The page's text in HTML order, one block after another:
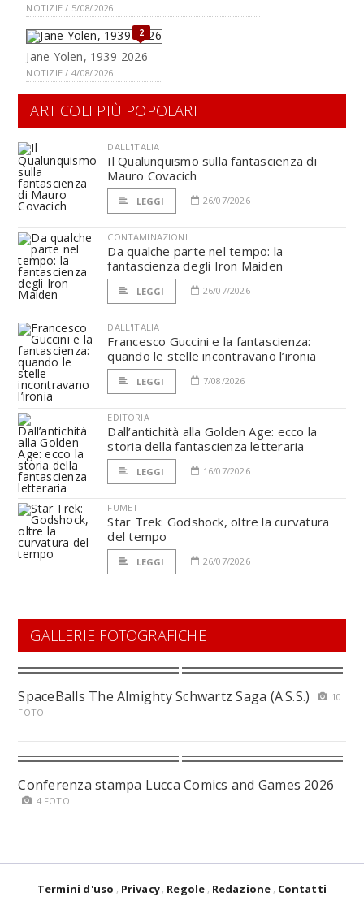
NOTIZIE / 5/08/2026
2
Jane Yolen, 1939-2026
NOTIZIE / 4/08/2026
ARTICOLI PIÙ POPOLARI
DALL'ITALIA
Il Qualunquismo sulla fantascienza di
Mauro Covacich
LEGGI 26/07/2026
CONTAMINAZIONI
Da qualche parte nel tempo: la
fantascienza degli Iron Maiden
LEGGI 26/07/2026
DALL'ITALIA
Francesco Guccini e la fantascienza:
quando le stelle incontravano l’ironia
LEGGI 7/08/2026
EDITORIA
Dall’antichità alla Golden Age: ecco la
storia della fantascienza letteraria
LEGGI 16/07/2026
FUMETTI
Star Trek: Godshock, oltre la curvatura
del tempo
LEGGI 26/07/2026
GALLERIE FOTOGRAFICHE
SpaceBalls The Almighty Schwartz Saga (A.S.S.)
10
FOTO
Conferenza stampa Lucca Comics and Games 2026
4 FOTO
Termini d'uso Privacy Regole Redazione Contatti